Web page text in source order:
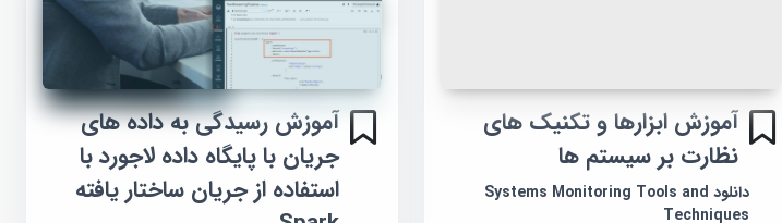
آموزش ابزارها و تکنیک های
نظارت بر سیستم ها
دانلود Systems Monitoring Tools and
Techniques
آموزش رسیدگی به داده های
جریان با پایگاه داده لاجورد با
استفاده از جریان ساختار یافته